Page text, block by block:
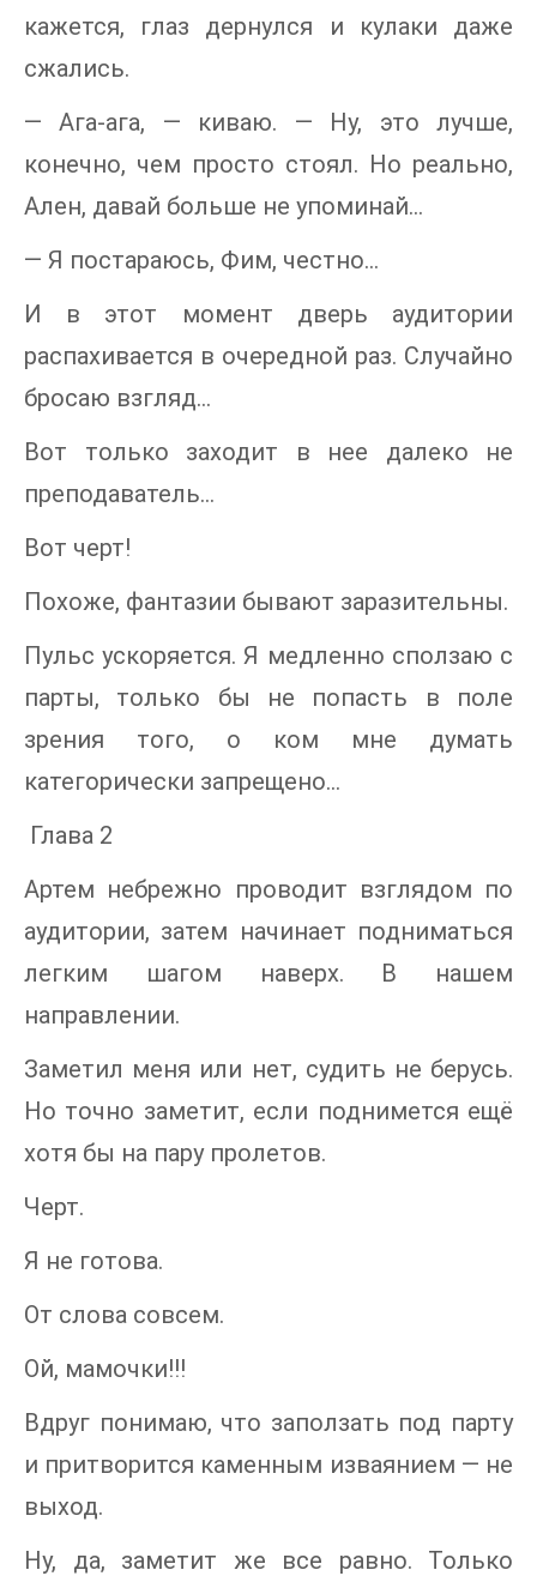
кажется, глаз дернулся и кулаки даже
сжались.
— Ага-ага, — киваю. — Ну, это лучше,
конечно, чем просто стоял. Но реально,
Ален, давай больше не упоминай…
— Я постараюсь, Фим, честно...
И в этот момент дверь аудитории
распахивается в очередной раз. Случайно
бросаю взгляд...
Вот только заходит в нее далеко не
преподаватель…
Вот черт!
Похоже, фантазии бывают заразительны.
Пульс ускоряется. Я медленно сползаю с
парты, только бы не попасть в поле
зрения того, о ком мне думать
категорически запрещено…
Глава 2
Артем небрежно проводит взглядом по
аудитории, затем начинает подниматься
легким шагом наверх. В нашем
направлении.
Заметил меня или нет, судить не берусь.
Но точно заметит, если поднимется ещё
хотя бы на пару пролетов.
Черт.
Я не готова.
От слова совсем.
Ой, мамочки!!!
Вдруг понимаю, что заползать под парту
и притворится каменным изваянием — не
выход.
Ну, да, заметит же все равно. Только